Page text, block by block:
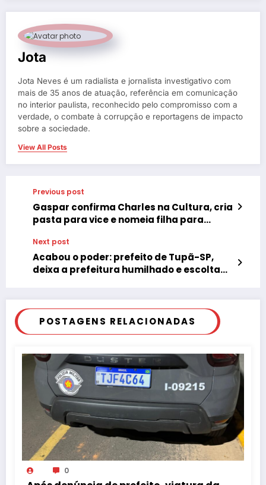
Jota
Jota Neves é um radialista e jornalista investigativo com
mais de 35 anos de atuação, referência em comunicação
no interior paulista, reconhecido pelo compromisso com a
verdade, o combate à corrupção e reportagens de impacto
sobre a sociedade.
View All Posts
Previous post
Gaspar confirma Charles na Cultura, cria
pasta para vice e nomeia filha para
Next post
Acabou o poder: prefeito de Tupã-SP,
deixa a prefeitura humilhado e escoltado
POSTAGENS RELACIONADAS
0